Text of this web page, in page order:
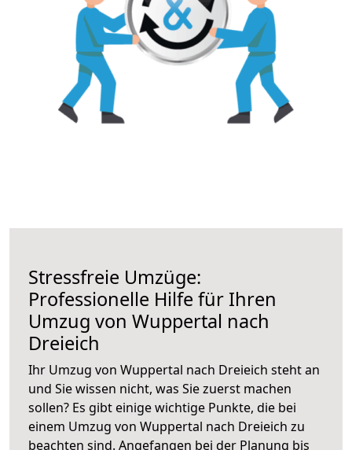
Stressfreie Umzüge:
Professionelle Hilfe für Ihren
Umzug von Wuppertal nach
Dreieich
Ihr Umzug von Wuppertal nach Dreieich steht an
und Sie wissen nicht, was Sie zuerst machen
sollen? Es gibt einige wichtige Punkte, die bei
einem Umzug von Wuppertal nach Dreieich zu
beachten sind. Angefangen bei der Planung bis